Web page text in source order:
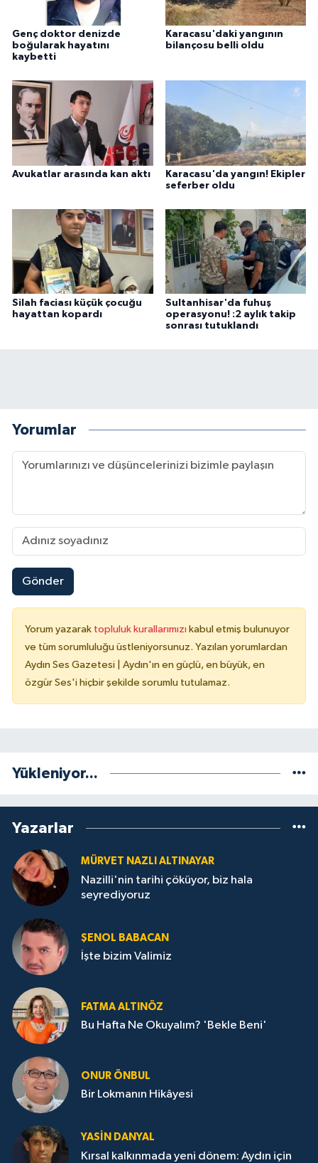
Genç doktor denizde
boğularak hayatını
kaybetti
Karacasu'daki yangının
bilançosu belli oldu
Avukatlar arasında kan aktı
Karacasu'da yangın! Ekipler
seferber oldu
Silah faciası küçük çocuğu
hayattan kopardı
Sultanhisar'da fuhuş
operasyonu! :2 aylık takip
sonrası tutuklandı
Yorumlar
Gönder
Yorum yazarak topluluk kurallarımızı kabul etmiş bulunuyor
ve tüm sorumluluğu üstleniyorsunuz. Yazılan yorumlardan
Aydın Ses Gazetesi | Aydın'ın en güçlü, en büyük, en
özgür Ses'i hiçbir şekilde sorumlu tutulamaz.
Yükleniyor...
Yazarlar
MÜRVET NAZLI ALTINAYAR
Nazilli'nin tarihi çöküyor, biz hala
seyrediyoruz
ŞENOL BABACAN
İşte bizim Valimiz
FATMA ALTINÖZ
Bu Hafta Ne Okuyalım? 'Bekle Beni'
ONUR ÖNBUL
Bir Lokmanın Hikâyesi
YASIN DANYAL
Kırsal kalkınmada yeni dönem: Aydın için